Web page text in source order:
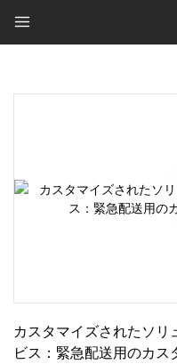
カスタマイズされたソ
ビス：緊急配送用のカ